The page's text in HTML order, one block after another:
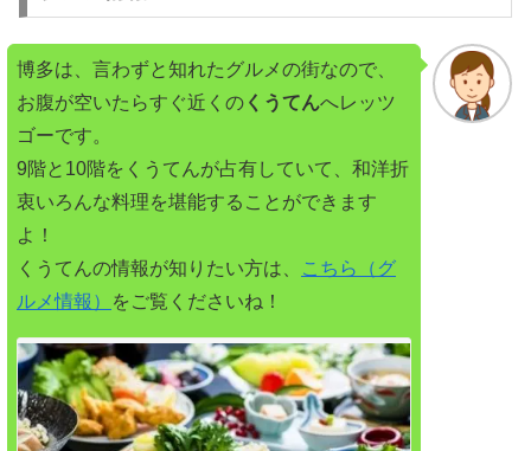
博多は、言わずと知れたグルメの街なので、
お腹が空いたらすぐ近くの くうてんへレッツ
ゴーです。
9階と10階をくうてんが占有していて、和洋折
衷いろんな料理を堪能することができます
よ！
くうてんの情報が知りたい方は、
こちら（グ
ルメ情報）
をご覧くださいね！